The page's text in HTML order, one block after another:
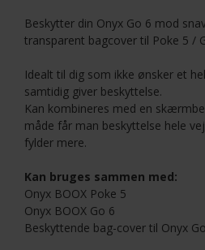
Beskytter din Onyx Go 6 mod
transparent bagcover til Poke 5 /
Idealt til dig som ikke ønsker et
samtidig giver beskyttelse.
Kan kombineres med en
måde får man beskyttelse hele
fylder mere.
Kan bruges sammen med:
Onyx BOOX Poke 5
Onyx BOOX Go 6
Beskyttende bag-cover til Onyx